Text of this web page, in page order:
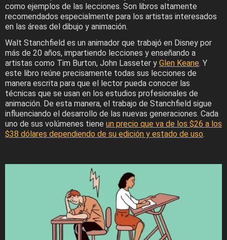
como ejemplos de las lecciones. Son libros altamente
recomendados especialmente para los artistas interesados
en las áreas del dibujo y animación.
Walt Stanchfield es un animador que trabajó en Disney por
más de 20 años, impartiendo lecciones y enseñando a
artistas como Tim Burton, John Lasseter y Glen Keane. Y
este libro reúne precisamente todas sus lecciones de
manera escrita para que el lector pueda conocer las
técnicas que se usan en los estudios profesionales de
animación. De esta manera, el trabajo de Stanchfield sigue
influenciando el desarrollo de las nuevas generaciones. Cada
uno de sus volúmenes tiene un precio que va de los $26 a los
$38 dólares dependiendo de su edición y estado de uso.